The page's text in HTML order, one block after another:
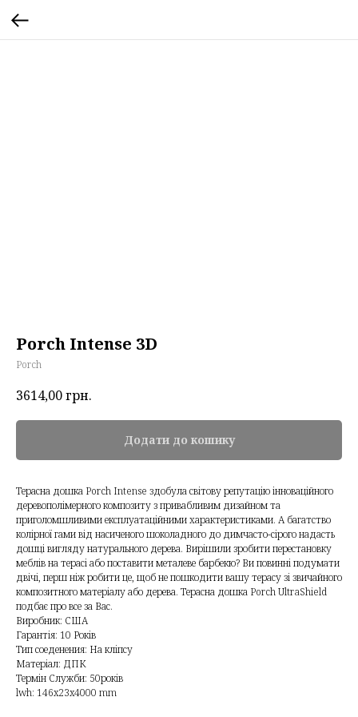
Porch Intense 3D
Porch
3614,00грн.
Додати до кошику
Терасна дошка Porch Intense здобула світову репутацію інноваційного
деревополімерного композиту з привабливим дизайном та
приголомшливими експлуатаційними характеристиками. А багатство
колірної гами від насиченого шоколадного до димчасто-сірого надасть
дошці вигляду натурального дерева. Вирішили зробити перестановку
меблів на терасі або поставити металеве барбекю? Ви повинні подумати
двічі, перш ніж робити це, щоб не пошкодити вашу терасу зі звичайного
композитного матеріалу або дерева. Терасна дошка Porch UltraShield
подбає про все за Вас.
Виробник: США
Гарантія: 10 Років
Тип соеденения: На кліпсу
Матеріал: ДПК
Термін Служби: 50років
lwh: 146x23x4000 mm